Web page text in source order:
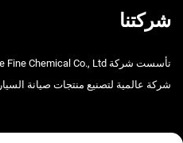
شركتنا
شركة عالمية لتصنيع منتجات صيانة